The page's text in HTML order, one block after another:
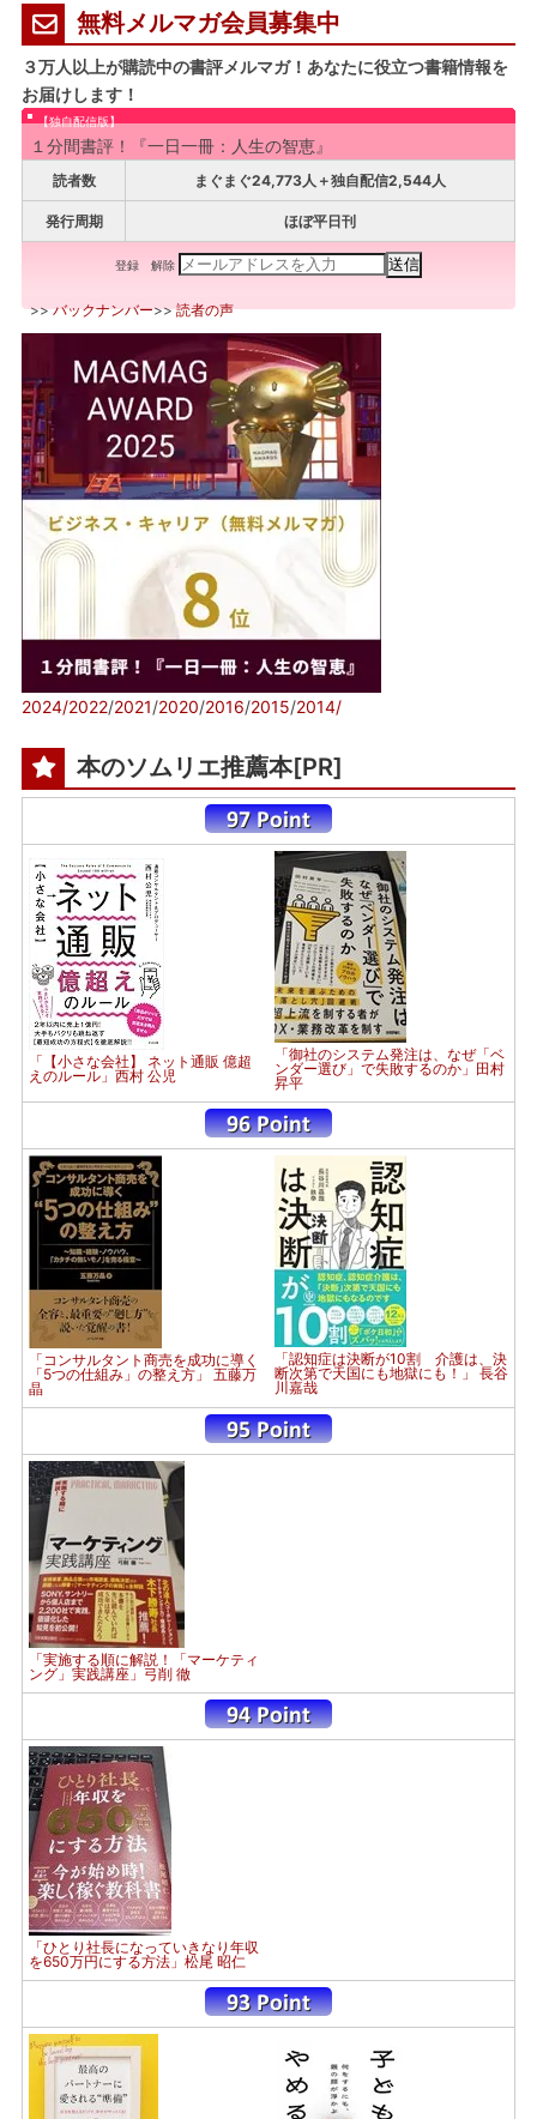
無料メルマガ会員募集中
３万人以上が購読中の書評メルマガ！あなたに役立つ書籍情報を
お届けします！
【独自配信版】
１分間書評！『一日一冊：人生の智恵』
読者数 まぐまぐ24,773人＋独自配信2,544人
発行周期 ほぼ平日刊
登録 解除
>>バックナンバー>>読者の声
2024/2022/2021/2020/2016/2015/2014/
本のソムリエ推薦本[PR]
「【小さな会社】 ネット通販 億超
えのルール」西村 公児
「御社のシステム発注は、なぜ「ベ
ンダー選び」で失敗するのか」田村
昇平
「コンサルタント商売を成功に導く
「5つの仕組み」の整え方」 五藤万
晶
「認知症は決断が10割 介護は、決
断次第で天国にも地獄にも！」 長谷
川嘉哉
「実施する順に解説！「マーケティ
ング」実践講座」弓削 徹
「ひとり社長になっていきなり年収
を650万円にする方法」松尾 昭仁